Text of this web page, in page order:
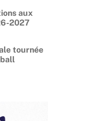
aux
2027
tournée